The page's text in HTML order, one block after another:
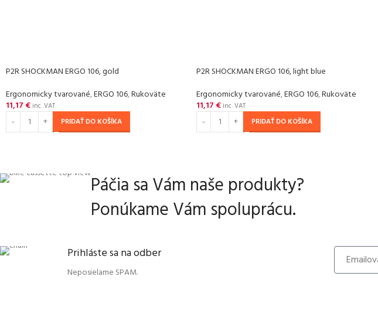
P2R SHOCKMAN ERGO 106, gold
Ergonomicky tvarované,ERGO 106,Rukoväte
11,17 € inc. VAT
PRIDAŤ DO KOŠÍKA
P2R SHOCKMAN ERGO 106, light blue
Ergonomicky tvarované,ERGO 106,Rukoväte
11,17 € inc. VAT
PRIDAŤ DO KOŠÍKA
Páčia sa Vám naše produkty?
Ponúkame Vám spoluprácu.
Prihláste sa na odber
Neposielame SPAM.